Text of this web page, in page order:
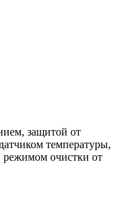
защитой от
температуры,
режимом очистки от